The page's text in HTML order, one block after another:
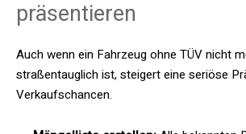
präsentieren
Auch wenn ein Fahrzeug ohne TÜV nicht
straßentauglich ist, steigert eine seriöse
Verkaufschancen.